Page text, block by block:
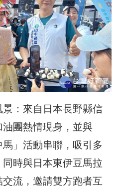
：來自日本長野縣信
團熱情現身，並與
馬」活動串聯，吸引多
時與日本東伊豆馬拉
流，邀請雙方跑者互